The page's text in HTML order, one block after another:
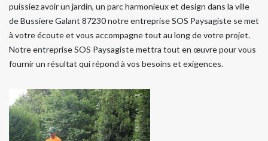
puissiez avoir un jardin, un parc harmonieux et design dans la ville
de Bussiere Galant 87230 notre entreprise SOS Paysagiste se met
à votre écoute et vous accompagne tout au long de votre projet.
Notre entreprise SOS Paysagiste mettra tout en œuvre pour vous
fournir un résultat qui répond à vos besoins et exigences.